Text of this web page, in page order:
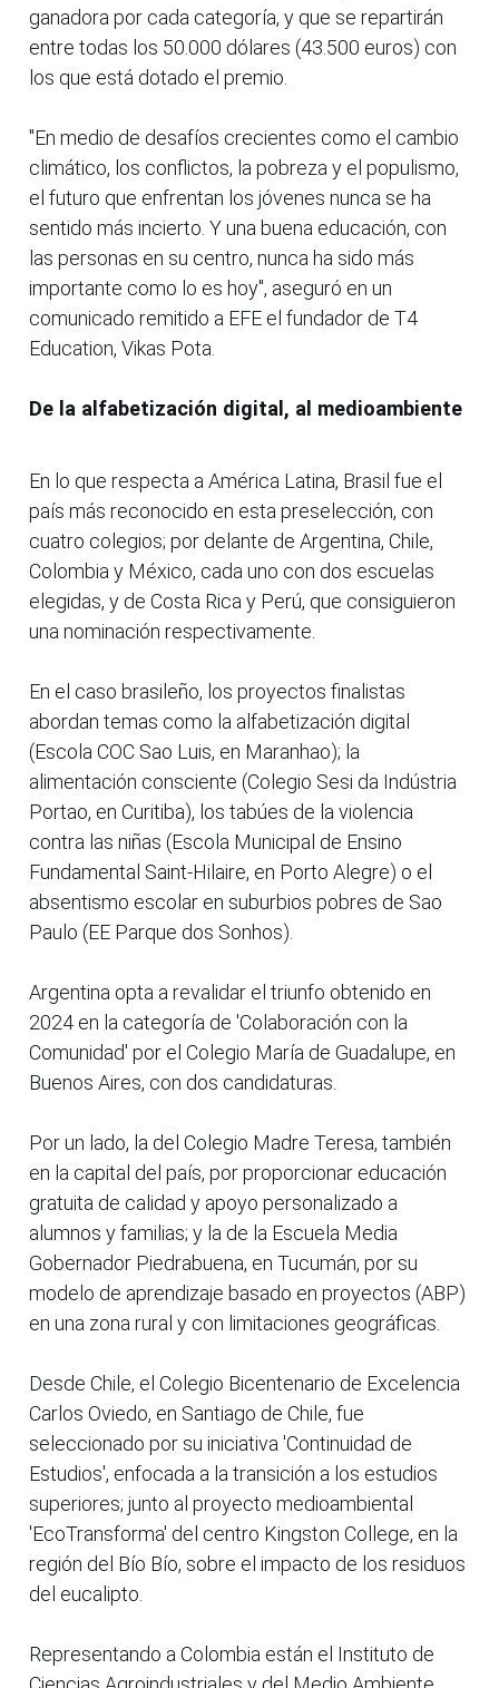
ganadora por cada categoría, y que se repartirán
entre todas los 50.000 dólares (43.500 euros) con
los que está dotado el premio.
"En medio de desafíos crecientes como el cambio
climático, los conflictos, la pobreza y el populismo,
el futuro que enfrentan los jóvenes nunca se ha
sentido más incierto. Y una buena educación, con
las personas en su centro, nunca ha sido más
importante como lo es hoy", aseguró en un
comunicado remitido a EFE el fundador de T4
Education, Vikas Pota.
De la alfabetización digital, al medioambiente
En lo que respecta a América Latina, Brasil fue el
país más reconocido en esta preselección, con
cuatro colegios; por delante de Argentina, Chile,
Colombia y México, cada uno con dos escuelas
elegidas, y de Costa Rica y Perú, que consiguieron
una nominación respectivamente.
En el caso brasileño, los proyectos finalistas
abordan temas como la alfabetización digital
(Escola COC Sao Luis, en Maranhao); la
alimentación consciente (Colegio Sesi da Indústria
Portao, en Curitiba), los tabúes de la violencia
contra las niñas (Escola Municipal de Ensino
Fundamental Saint-Hilaire, en Porto Alegre) o el
absentismo escolar en suburbios pobres de Sao
Paulo (EE Parque dos Sonhos).
Argentina opta a revalidar el triunfo obtenido en
2024 en la categoría de 'Colaboración con la
Comunidad' por el Colegio María de Guadalupe, en
Buenos Aires, con dos candidaturas.
Por un lado, la del Colegio Madre Teresa, también
en la capital del país, por proporcionar educación
gratuita de calidad y apoyo personalizado a
alumnos y familias; y la de la Escuela Media
Gobernador Piedrabuena, en Tucumán, por su
modelo de aprendizaje basado en proyectos (ABP)
en una zona rural y con limitaciones geográficas.
Desde Chile, el Colegio Bicentenario de Excelencia
Carlos Oviedo, en Santiago de Chile, fue
seleccionado por su iniciativa 'Continuidad de
Estudios', enfocada a la transición a los estudios
superiores; junto al proyecto medioambiental
'EcoTransforma' del centro Kingston College, en la
región del Bío Bío, sobre el impacto de los residuos
del eucalipto.
Representando a Colombia están el Instituto de